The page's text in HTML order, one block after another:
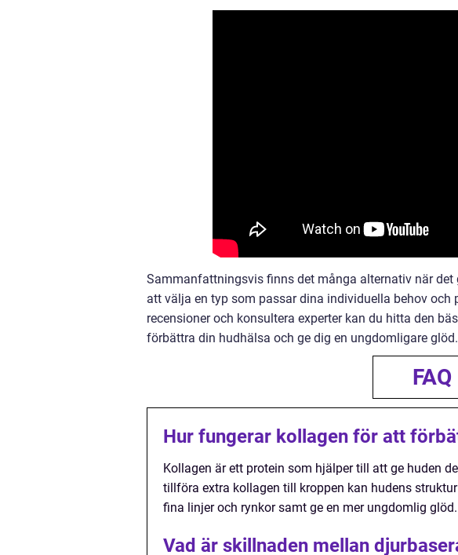
Sammanfattningsvis finns det många alternativ när
att välja en typ som passar dina individuella behov och
recensioner och konsultera experter kan du hitta den
förbättra din hudhälsa och ge dig en ungdomligare glöd.
FAQ
Hur fungerar kollagen för att
Kollagen är ett protein som hjälper till att ge huden
tillföra extra kollagen till kroppen kan hudens
fina linjer och rynkor samt ge en mer ungdomlig glöd.
Vad är skillnaden mellan